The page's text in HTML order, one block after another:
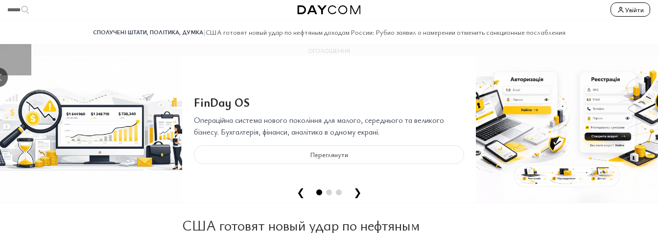
Увійти
СПОЛУЧЕНІ ШТАТИ, ПОЛІТИКА, ДУМКА|США готовят новый удар по нефтяным доходам России: Рубио заявил о намерении отменить санкционные послабления
ОГОЛОШЕННЯ
FinDay OS
Операційна система нового покоління для малого, середнього та великого
бізнесу. Бухгалтерія, фінанси, аналітика в одному екрані.
Переглянути
❮ ❯
США готовят новый удар по нефтяным